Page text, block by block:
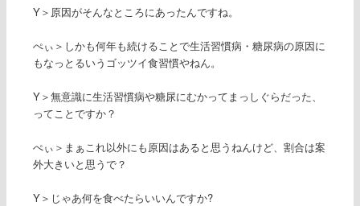
Y＞原因がそんなところにあったんですね。
ぺぃ＞しかも何年も続けることで生活習慣病・糖尿病の原因に
もなっとるいうゴッツイ食習慣やねん。
Y＞無意識に生活習慣病や糖尿にむかってまっしぐらだった、
ってことですか？
ぺぃ＞まぁこれ以外にも原因はあると思うねんけど、割合は案
外大きいと思うで？
Y＞じゃあ何を食べたらいいんですか?